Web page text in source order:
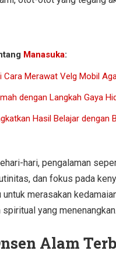
Manasuka:
Cara Merawat Velg Mobil
dengan Langkah Gaya
Hasil Belajar dengan
hari, pengalaman
dan fokus pada
merasakan
yang menenangkan.
Alam